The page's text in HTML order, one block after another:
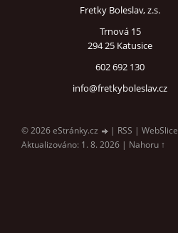
Fretky Boleslav, z.s.
Trnová 15
294 25 Katusice
602 692 130
info@fretkyboleslav.cz
© 2026 eStránky.cz | RSS | WebSlice
Aktualizováno: 1. 8. 2026 | Nahoru ↑